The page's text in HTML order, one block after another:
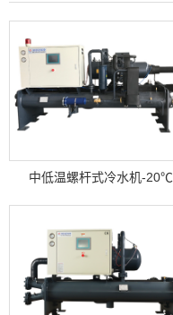
中低温螺杆式冷水机-20℃